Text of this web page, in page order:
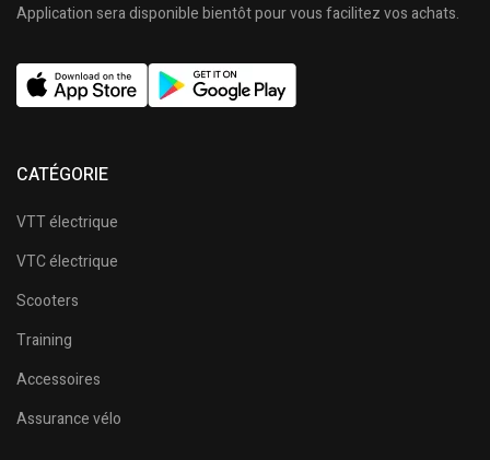
Application sera disponible bientôt pour vous facilitez vos achats.
CATÉGORIE
VTT électrique
VTC électrique
Scooters
Training
Accessoires
Assurance vélo